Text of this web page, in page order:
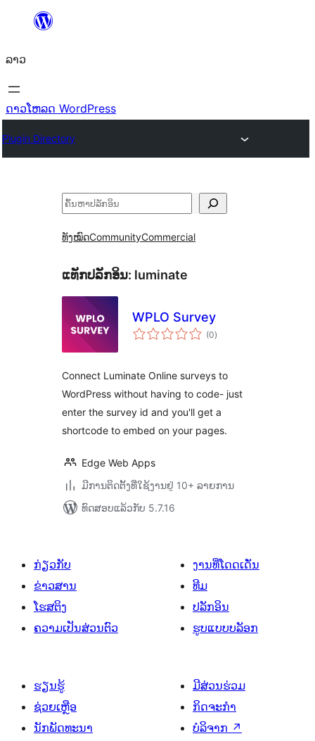
ທີ່
ເນື້ອຫາ
ລາວ
ດາວໂຫລດ WordPress
Plugin Directory
ຄົ້ນຫາ
ທັງໝົດCommunityCommercial
ແທັກປລັກອິນ: luminate
WPLO Survey
(0ຄະແນນ
ທັງໝົດ
)
Connect Luminate Online surveys to
WordPress without having to code- just
enter the survey id and you'll get a
shortcode to embed on your pages.
Edge Web Apps
ມີການຕິດຕັ້ງທີ່ໃຊ້ງານຢູ່ 10+ ລາຍການ
ທົດສອບແລ້ວກັບ 5.7.16
ກ່ຽວກັບ
ຂ່າວສານ
ໂຮສຕິງ
ຄວາມເປັນສ່ວນຕົວ
ງານທີ່ໂດດເດັ່ນ
ທີມ
ປລັກອິນ
ຮູບແບບບລັອກ
ຮຽນຮູ້
ຊ່ວຍເຫຼືອ
ນັກພັດທະນາ
ມີສ່ວນຮ່ວມ
ກິດຈະກຳ
ບໍລິຈາກ ↗